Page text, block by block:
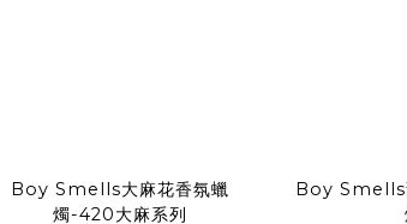
Boy Smells大麻花香氛蠟
燭-420大麻系列
Boy Smells